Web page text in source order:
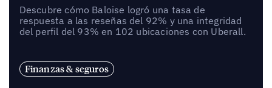
Descubre cómo Baloise logró una tasa de
respuesta a las reseñas del 92% y una integridad
del perfil del 93% en 102 ubicaciones con Uberall.
Finanzas & seguros